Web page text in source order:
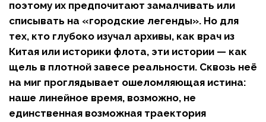
поэтому их предпочитают замалчивать или
списывать на «городские легенды». Но для
тех, кто глубоко изучал архивы, как врач из
Китая или историки флота, эти истории — как
щель в плотной завесе реальности. Сквозь неё
на миг проглядывает ошеломляющая истина:
наше линейное время, возможно, не
единственная возможная траектория